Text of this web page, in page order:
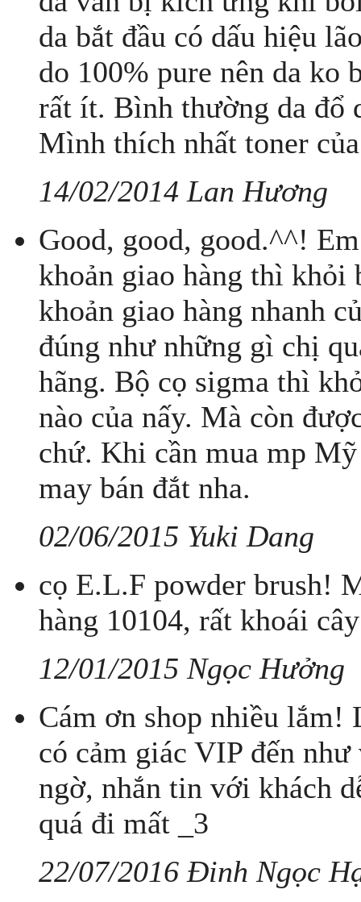
da bắt đầu có dấu hiệu
do 100% pure nên da ko
rất ít. Bình thường da đổ
Mình thích nhất toner
14/02/2014 Lan Hương
Good, good, good.^^!
khoản giao hàng thì khỏi
khoản giao hàng nhanh
đúng như những gì chị
hãng. Bộ cọ sigma thì
nào của nấy. Mà còn
chứ. Khi cần mua mp
may bán đắt nha.
02/06/2015 Yuki Dang
cọ E.L.F powder brush!
hàng 10104, rất khoái
12/01/2015 Ngọc Hưởng
Cám ơn shop nhiều lắm!
có cảm giác VIP đến
ngờ, nhắn tin với khách
quá đi mất _3
22/07/2016 Đinh Ngọc